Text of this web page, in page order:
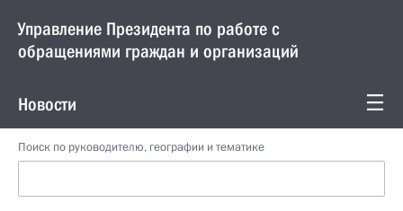
Управление Президента по работе с
обращениями граждан и организаций
Новости
Поиск по руководителю, географии и тематике